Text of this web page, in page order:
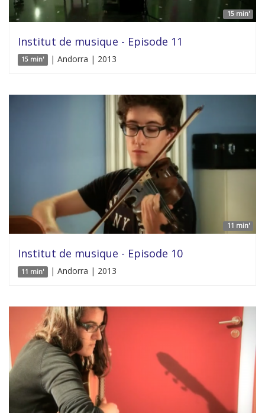
15 min'
Institut de musique - Episode 11
15 min' | Andorra | 2013
11 min'
Institut de musique - Episode 10
11 min' | Andorra | 2013